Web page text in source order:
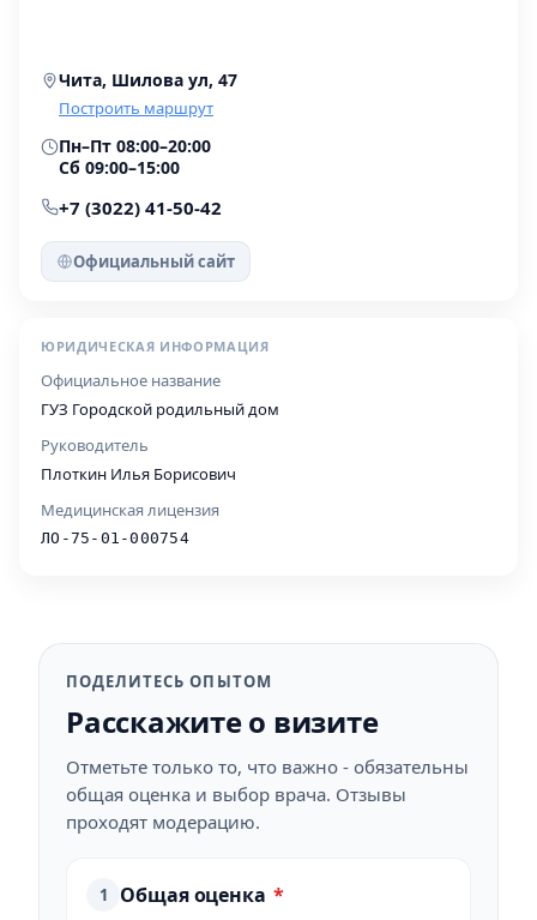
Чита, Шилова ул, 47
Построить маршрут
Пн–Пт 08:00–20:00
Сб 09:00–15:00
+7 (3022) 41-50-42
Официальный сайт
ЮРИДИЧЕСКАЯ ИНФОРМАЦИЯ
Официальное название
ГУЗ Городской родильный дом
Руководитель
Плоткин Илья Борисович
Медицинская лицензия
ЛО-75-01-000754
ПОДЕЛИТЕСЬ ОПЫТОМ
Расскажите о визите
Отметьте только то, что важно - обязательны
общая оценка и выбор врача. Отзывы
проходят модерацию.
1 Общая оценка *